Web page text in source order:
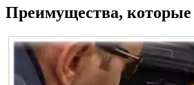
Преимущества,